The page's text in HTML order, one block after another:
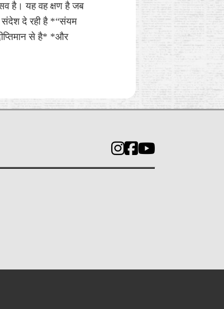
है। यह वह क्षण है जब
संदेश दे रही है *“संयम
से है* *और